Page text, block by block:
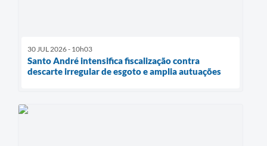
30 JUL 2026 - 10h03
Santo André intensifica fiscalização contra
descarte irregular de esgoto e amplia autuações